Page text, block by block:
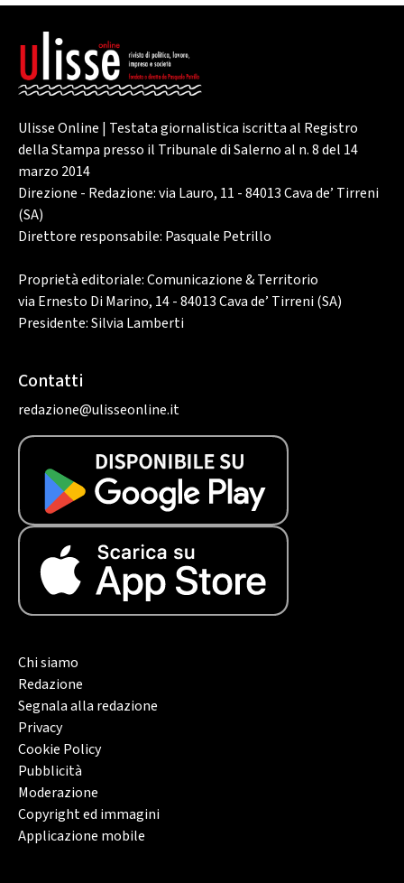
Ulisse Online | Testata giornalistica iscritta al Registro
della Stampa presso il Tribunale di Salerno al n. 8 del 14
marzo 2014
Direzione - Redazione: via Lauro, 11 - 84013 Cava de’ Tirreni
(SA)
Direttore responsabile: Pasquale Petrillo
Proprietà editoriale: Comunicazione & Territorio
via Ernesto Di Marino, 14 - 84013 Cava de’ Tirreni (SA)
Presidente: Silvia Lamberti
Contatti
redazione@ulisseonline.it
Chi siamo
Redazione
Segnala alla redazione
Privacy
Cookie Policy
Pubblicità
Moderazione
Copyright ed immagini
Applicazione mobile